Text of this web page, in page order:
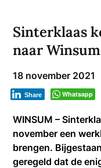
Sinterklaas
naar Winsum
18 november 2021
Whatsapp
Share
WINSUM –
november een
brengen.
geregeld dat de